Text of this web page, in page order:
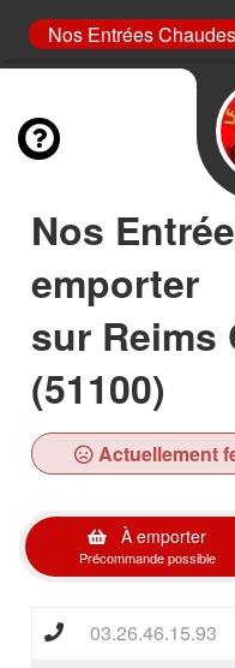
Nos Entrées Chaudes
Nos
emporter
sur Reims
(51100)
Actuellement
À emporter
Précommande possible
03.26.46.15.93